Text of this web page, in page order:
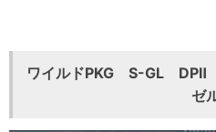
ワイルドPKG S-GL
ゼ